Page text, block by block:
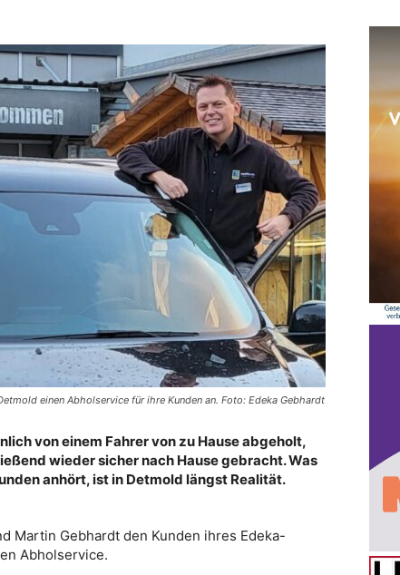
einen Abholservice für ihre Kunden an. Foto: Edeka Gebhardt
von einem Fahrer von zu Hause abgeholt,
wieder sicher nach Hause gebracht. Was
anhört, ist in Detmold längst Realität.
Martin Gebhardt den Kunden ihres Edeka-
Abholservice.